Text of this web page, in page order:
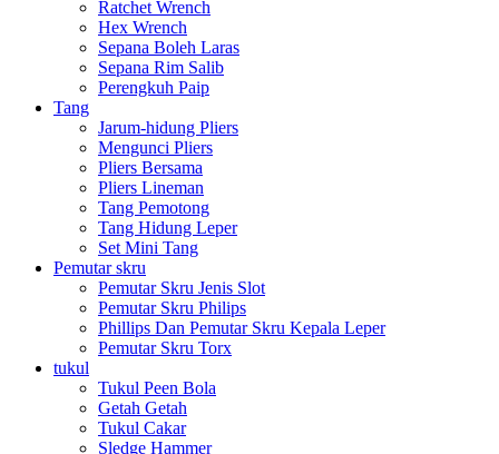
Ratchet Wrench
Hex Wrench
Sepana Boleh Laras
Sepana Rim Salib
Perengkuh Paip
Tang
Jarum-hidung Pliers
Mengunci Pliers
Pliers Bersama
Pliers Lineman
Tang Pemotong
Tang Hidung Leper
Set Mini Tang
Pemutar skru
Pemutar Skru Jenis Slot
Pemutar Skru Philips
Phillips Dan Pemutar Skru Kepala Leper
Pemutar Skru Torx
tukul
Tukul Peen Bola
Getah Getah
Tukul Cakar
Sledge Hammer